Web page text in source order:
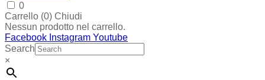
0
Carrello (0) Chiudi
Nessun prodotto nel carrello.
Facebook Instagram Youtube
Search
×